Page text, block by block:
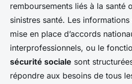
remboursements liés à la santé
sinistres santé. Les informations
mise en place d’accords
interprofessionnels, ou le
sécurité sociale sont
répondre aux besoins de tous